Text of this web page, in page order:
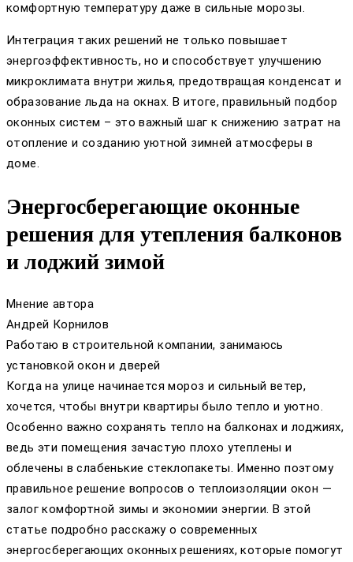
комфортную температуру даже в сильные морозы.
Интеграция таких решений не только повышает
энергоэффективность, но и способствует улучшению
микроклимата внутри жилья, предотвращая конденсат и
образование льда на окнах. В итоге, правильный подбор
оконных систем – это важный шаг к снижению затрат на
отопление и созданию уютной зимней атмосферы в
доме.
Энергосберегающие оконные
решения для утепления балконов
и лоджий зимой
Мнение автора
Андрей Корнилов
Работаю в строительной компании, занимаюсь
установкой окон и дверей
Когда на улице начинается мороз и сильный ветер,
хочется, чтобы внутри квартиры было тепло и уютно.
Особенно важно сохранять тепло на балконах и лоджиях,
ведь эти помещения зачастую плохо утеплены и
облечены в слабенькие стеклопакеты. Именно поэтому
правильное решение вопросов о теплоизоляции окон —
залог комфортной зимы и экономии энергии. В этой
статье подробно расскажу о современных
энергосберегающих оконных решениях, которые помогут